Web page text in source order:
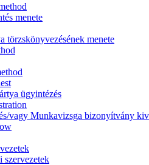
menete
törzskönyvezésének menete
ügyintézés
vagy Munkavizsga bizonyítvány
szervezetek